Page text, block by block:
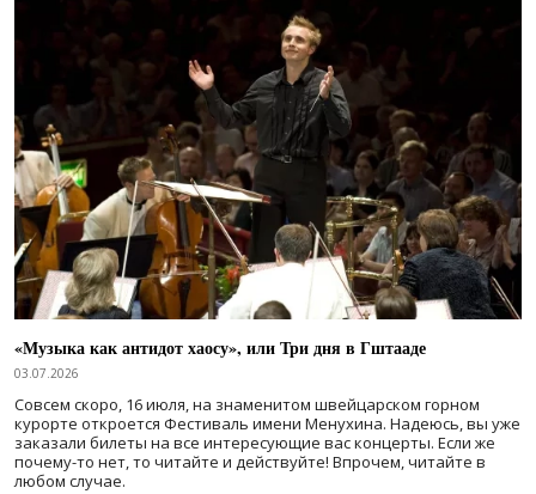
«Музыка как антидот хаосу», или Три дня в Гштааде
03.07.2026
Совсем скоро, 16 июля, на знаменитом швейцарском горном
курорте откроется Фестиваль имени Менухина. Надеюсь, вы уже
заказали билеты на все интересующие вас концерты. Если же
почему-то нет, то читайте и действуйте! Впрочем, читайте в
любом случае.